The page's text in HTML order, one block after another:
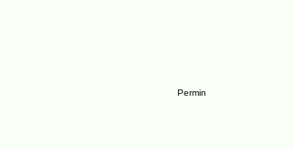
Permin